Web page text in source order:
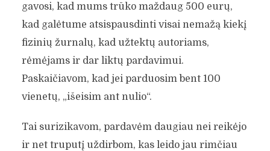
gavosi, kad mums trūko maždaug 500 eurų,
kad galėtume atsispausdinti visai nemažą kiekį
fizinių žurnalų, kad užtektų autoriams,
rėmėjams ir dar liktų pardavimui.
Paskaičiavom, kad jei parduosim bent 100
vienetų, „išeisim ant nulio“.
Tai surizikavom, pardavėm daugiau nei reikėjo
ir net truputį uždirbom, kas leido jau rimčiau